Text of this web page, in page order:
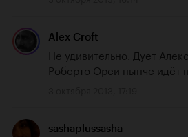
Alex Croft
Не удивительно. Дует
Роберто Орси нынче идёт
sashaplussasha